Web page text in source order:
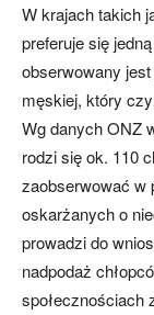
W krajach takich
preferuje się
obserwowany
męskiej, który
Wg danych ONZ
rodzi się ok. 110
zaobserwować w
oskarżanych o
prowadzi do
nadpodaż
społecznościach